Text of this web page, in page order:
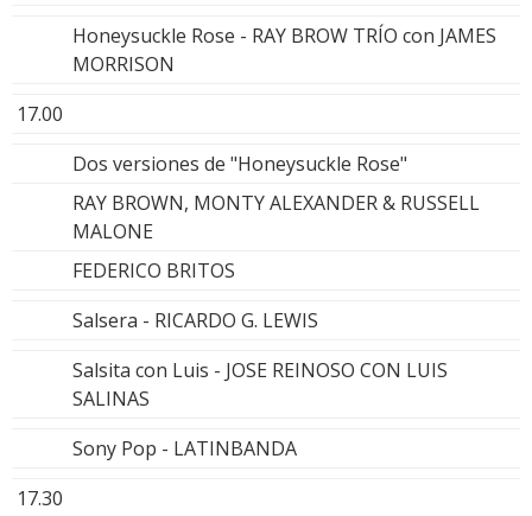
Honeysuckle Rose - RAY BROW TRÍO con JAMES
MORRISON
17.00
Dos versiones de "Honeysuckle Rose"
RAY BROWN, MONTY ALEXANDER & RUSSELL
MALONE
FEDERICO BRITOS
Salsera - RICARDO G. LEWIS
Salsita con Luis - JOSE REINOSO CON LUIS
SALINAS
Sony Pop - LATINBANDA
17.30